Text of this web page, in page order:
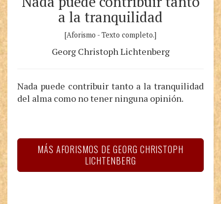
a la tranquilidad
[Aforismo - Texto completo.]
Georg Christoph Lichtenberg
Nada puede contribuir tanto a la tranquilidad
del alma como no tener ninguna opinión.
MÁS AFORISMOS DE GEORG CHRISTOPH
LICHTENBERG